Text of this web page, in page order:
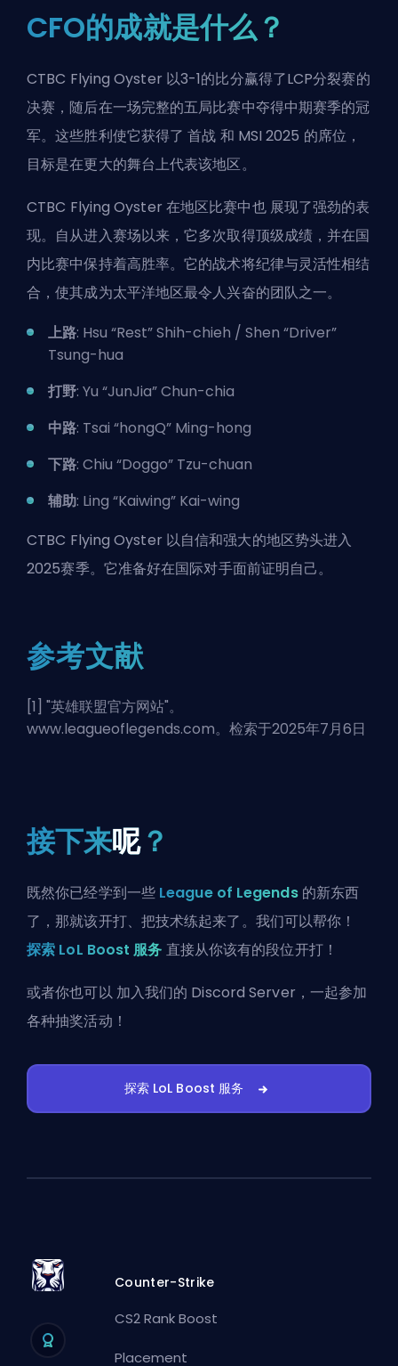
CFO的成就是什么？
CTBC Flying Oyster 以3-1的比分赢得了LCP分裂赛的
决赛，随后在一场完整的五局比赛中夺得中期赛季的冠
军。这些胜利使它获得了首战 和 MSI 2025 的席位，
目标是在更大的舞台上代表该地区。
CTBC Flying Oyster 在地区比赛中也 展现了强劲的表
现。自从进入赛场以来，它多次取得顶级成绩，并在国
内比赛中保持着高胜率。它的战术将纪律与灵活性相结
合，使其成为太平洋地区最令人兴奋的团队之一。
上路: Hsu “Rest” Shih-chieh / Shen “Driver”
Tsung-hua
打野: Yu “JunJia” Chun-chia
中路: Tsai “hongQ” Ming-hong
下路: Chiu “Doggo” Tzu-chuan
辅助: Ling “Kaiwing” Kai-wing
CTBC Flying Oyster 以自信和强大的地区势头进入
2025赛季。它准备好在国际对手面前证明自己。
参考文献
[1] "英雄联盟官方网站"。
www.leagueoflegends.com。检索于2025年7月6日
接下来呢？
既然你已经学到一些 League of Legends的新东西
了，那就该开打、把技术练起来了。我们可以帮你！
探索 LoL Boost 服务 直接从你该有的段位开打！
或者你也可以 加入我们的 Discord Server ，一起参加
各种抽奖活动！
探索 LoL Boost 服务
Counter-Strike
CS2 Rank Boost
Placement